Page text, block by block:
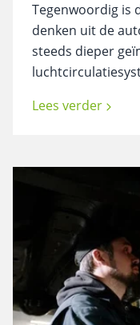
Tegenwoordig is
denken uit de
steeds dieper
Lees verder